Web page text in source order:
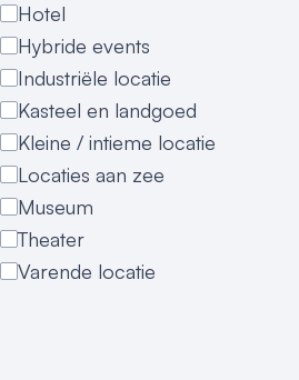
Hotel
Hybride events
Industriële locatie
Kasteel en landgoed
Kleine / intieme locatie
Locaties aan zee
Museum
Theater
Varende locatie